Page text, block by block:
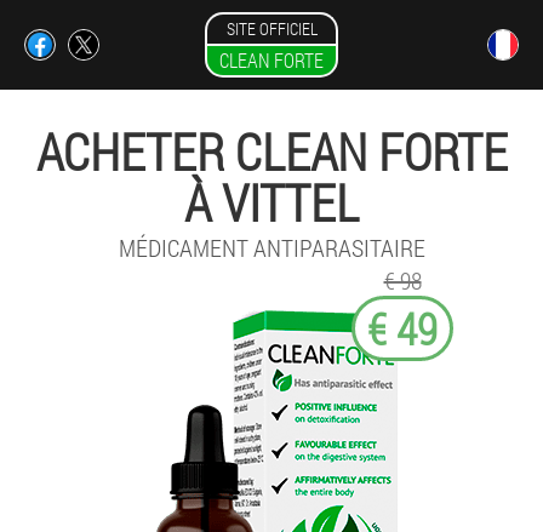
SITE OFFICIEL
CLEAN FORTE
ACHETER CLEAN FORTE
À VITTEL
MÉDICAMENT ANTIPARASITAIRE
€ 98
€ 49